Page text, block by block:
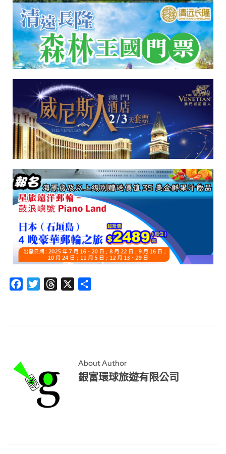
FacebookTwitterThreads
About Author
銀富環球旅遊有限公司